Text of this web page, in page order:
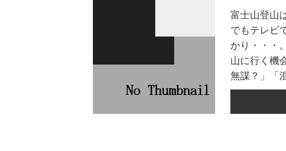
富士山登山
でもテレビ
かり・・・
山に行く機
無謀？」「